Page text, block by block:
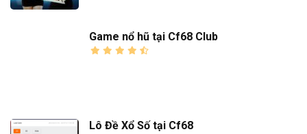
Game nổ hũ tại Cf68 Club
Lô Đề Xổ Số tại Cf68